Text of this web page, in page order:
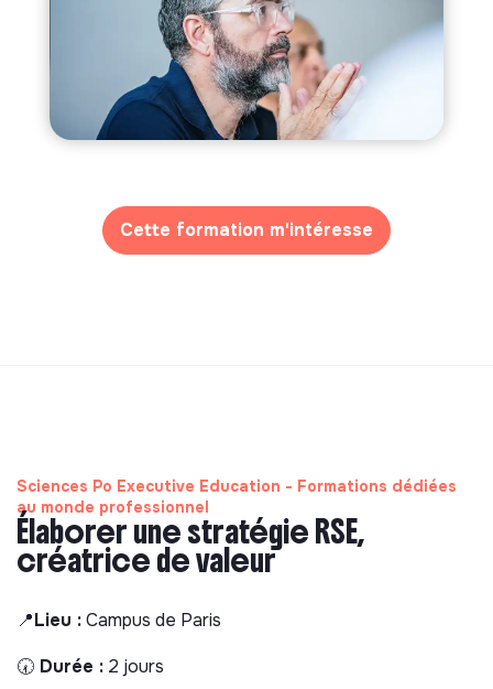
Cette formation m'intéresse
Sciences Po Executive Education - Formations dédiées
au monde professionnel
Élaborer une stratégie RSE,
créatrice de valeur
📍Lieu :Campus de Paris
🕢 Durée : 2 jours